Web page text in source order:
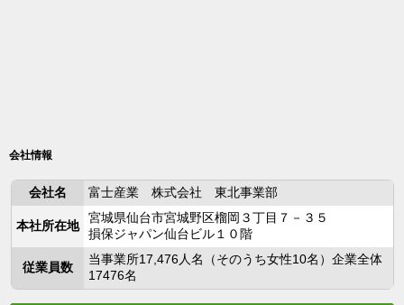
会社情報
会社名 富士産業 株式会社 東北事業部
本社所在地
宮城県仙台市宮城野区榴岡３丁目７－３５
損保ジャパン仙台ビル１０階
従業員数
当事業所17,476人名（そのうち女性10名）企業全体
17476名